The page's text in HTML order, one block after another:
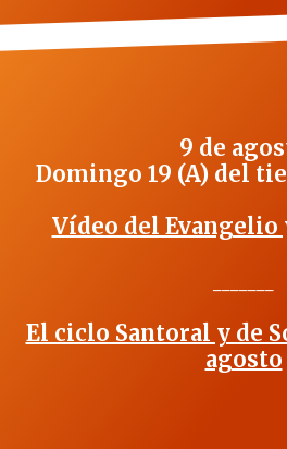
9 de
Domingo 19 (A) del
Vídeo del
El ciclo Santoral y de
agosto